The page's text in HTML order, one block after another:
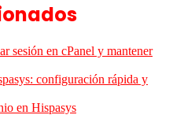
sesión en cPanel y mantener
configuración rápida y
en Hispasys